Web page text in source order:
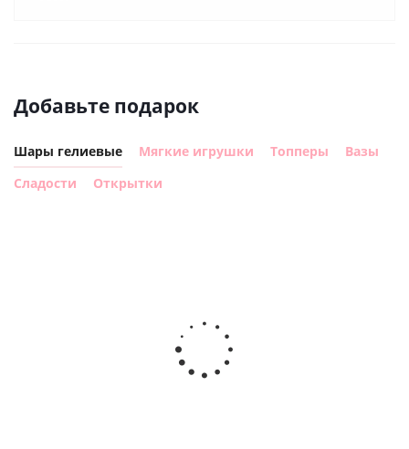
Добавьте подарок
Шары гелиевые Мягкие игрушки Топперы
Вазы
Сладости
Открытки
Сердце розовое
фольгированный